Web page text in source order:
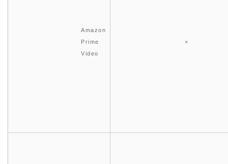
Amazon
Prime
Video
×